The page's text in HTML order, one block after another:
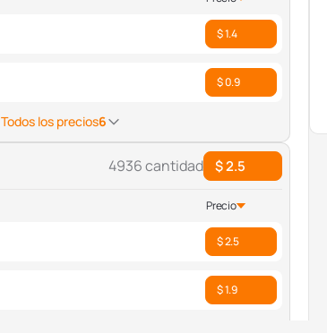
$ 1.4
$ 0.9
Todos los precios6
4936 cantidad $ 2.5
Precio
$ 2.5
$ 1.9